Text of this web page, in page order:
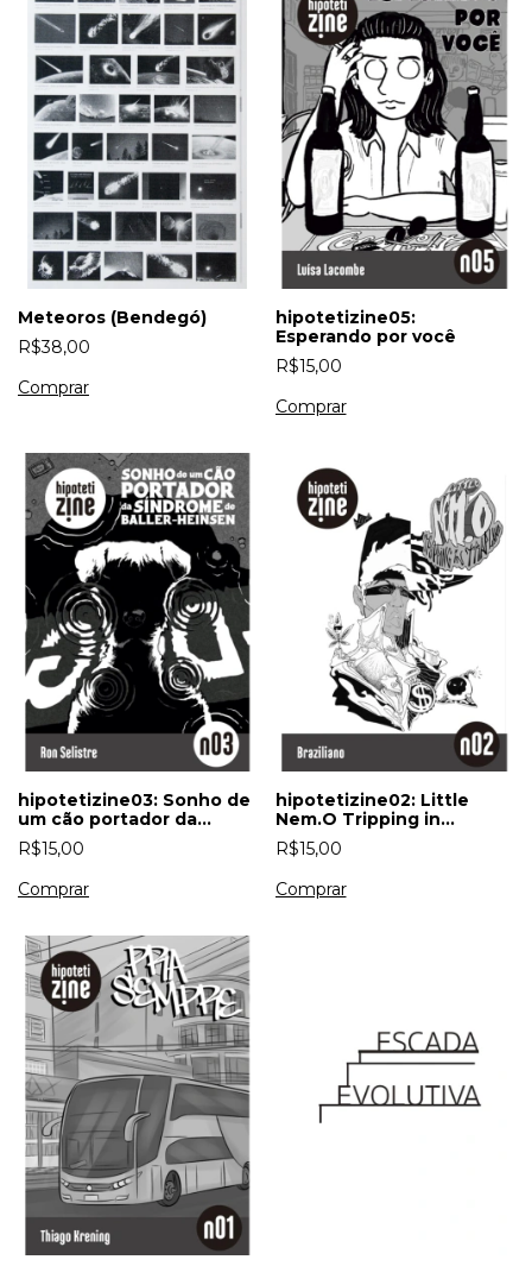
Meteoros (Bendegó)
R$38,00
hipotetizine05:
Esperando por você
R$15,00
hipotetizine03: Sonho de
um cão portador da
síndrome de Baller-
Heinsen
R$15,00
hipotetizine02: Little
Nem.O Tripping in
Trapland
R$15,00